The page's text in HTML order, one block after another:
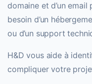
domaine et d’un email
besoin d’un
ou d’un support
H&D vous aide à
compliquer votre